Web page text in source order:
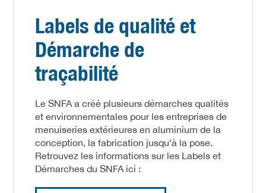
Labels de qualité et
Démarche de
traçabilité
Le SNFA a créé plusieurs démarches qualités
et environnementales pour les entreprises de
menuiseries extérieures en aluminium de la
conception, la fabrication jusqu’à la pose.
Retrouvez les informations sur les Labels et
Démarches du SNFA ici :